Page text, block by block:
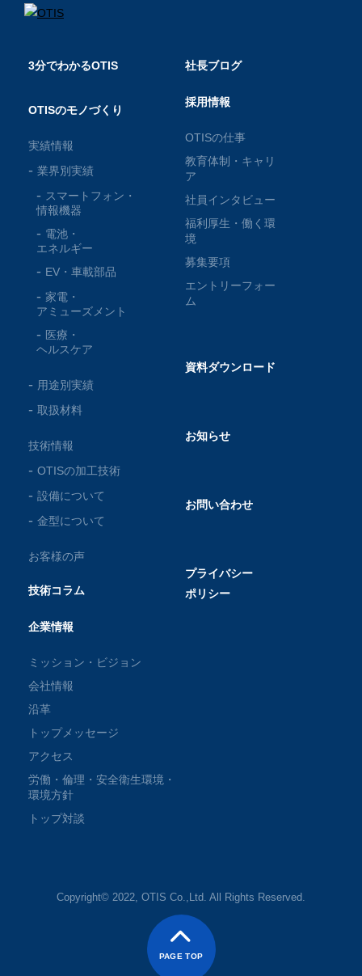
3分でわかるOTIS
OTISのモノづくり
実績情報
業界別実績
スマートフォン・
情報機器
電池・
エネルギー
EV・車載部品
家電・
アミューズメント
医療・
ヘルスケア
用途別実績
取扱材料
技術情報
OTISの加工技術
設備について
金型について
お客様の声
技術コラム
企業情報
ミッション・ビジョン
会社情報
沿革
トップメッセージ
アクセス
労働・倫理・安全衛生環境・
環境方針
トップ対談
社長ブログ
採用情報
OTISの仕事
教育体制・キャリ
ア
社員インタビュー
福利厚生・働く環
境
募集要項
エントリーフォー
ム
資料ダウンロード
お知らせ
お問い合わせ
プライバシー
ポリシー
Copyright© 2022, OTIS Co.,Ltd. All Rights Reserved.
PAGE TOP